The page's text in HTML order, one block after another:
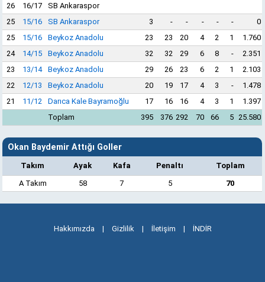
26
16/17
SB Ankaraspor
25
15/16 SB Ankaraspor 3 - - - - -
0
25
15/16 Beykoz Anadolu 23 23 20 4 2 1
1.760
24
14/15 Beykoz Anadolu 32 32 29 6 8 -
2.351
23
13/14 Beykoz Anadolu 29 26 23 6 2 1
2.103
22
12/13 Beykoz Anadolu 20 19 17 4 3 -
1.478
21
11/12 Darıca Kale Bayramoğlu 17 16 16 4 3 1
1.397
Toplam
395 376 292 70 66 5 25.580
Okan Baydemir Attığı Goller
Takım Ayak Kafa Penaltı
Toplam
A Takım
58 7 5 70
Hakkımızda | Gizlilik | İletişim | İNDİR